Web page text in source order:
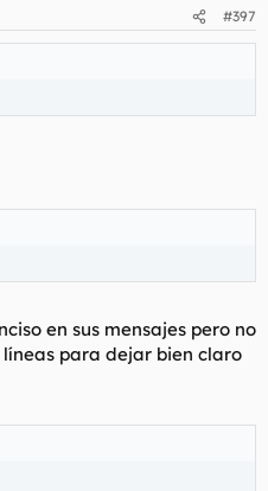
#397
en sus mensajes pero no
para dejar bien claro